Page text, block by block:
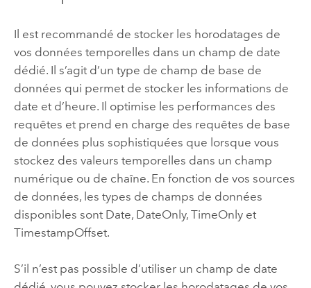
Il est recommandé de stocker les horodatages de
vos données temporelles dans un champ de date
dédié. Il s’agit d’un type de champ de base de
données qui permet de stocker les informations de
date et d’heure. Il optimise les performances des
requêtes et prend en charge des requêtes de base
de données plus sophistiquées que lorsque vous
stockez des valeurs temporelles dans un champ
numérique ou de chaîne. En fonction de vos sources
de données, les types de champs de données
disponibles sont Date, DateOnly, TimeOnly et
TimestampOffset.
S’il n’est pas possible d’utiliser un champ de date